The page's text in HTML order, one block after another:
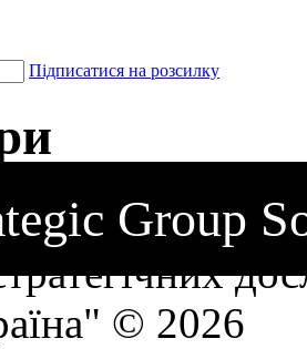
Підписатися на розсилку
Group
© 2026